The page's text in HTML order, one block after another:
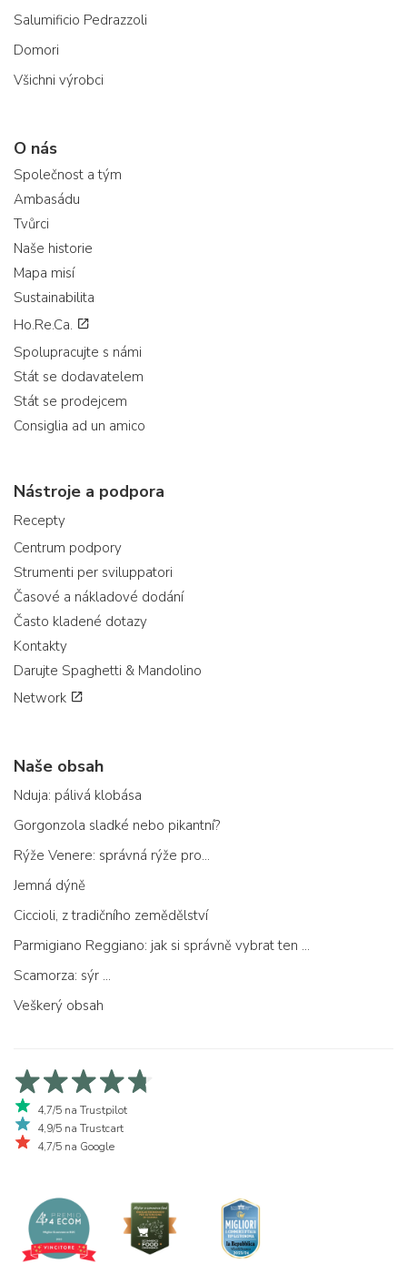
Salumificio Pedrazzoli
Domori
Všichni výrobci
O nás
Společnost a tým
Ambasádu
Tvůrci
Naše historie
Mapa misí
Sustainabilita
Ho.Re.Ca.
Spolupracujte s námi
Stát se dodavatelem
Stát se prodejcem
Consiglia ad un amico
Nástroje a podpora
Recepty
Centrum podpory
Strumenti per sviluppatori
Časové a nákladové dodání
Často kladené dotazy
Kontakty
Darujte Spaghetti & Mandolino
Network
Naše obsah
Nduja: pálivá klobása
Gorgonzola sladké nebo pikantní?
Rýže Venere: správná rýže pro...
Jemná dýně
Ciccioli, z tradičního zemědělství
Parmigiano Reggiano: jak si správně vybrat ten pravý
Scamorza: sýr ...
Veškerý obsah
4,7/5 na Trustpilot
4,9/5 na Trustcart
4,7/5 na Google